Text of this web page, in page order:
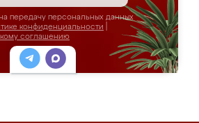
передачу персональных данных
конфиденциальности
соглашению